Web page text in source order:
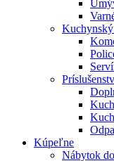
Kúpeľne
Nábytok